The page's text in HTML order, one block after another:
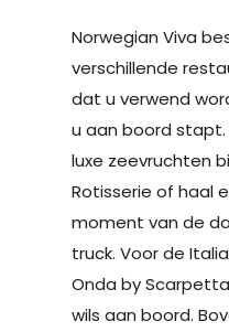
Norwegian Viva
verschillende
dat u verwend
u aan boord
luxe zeevruchten
Rotisserie of haal
moment van de
truck. Voor de
Onda by
wils aan boord.